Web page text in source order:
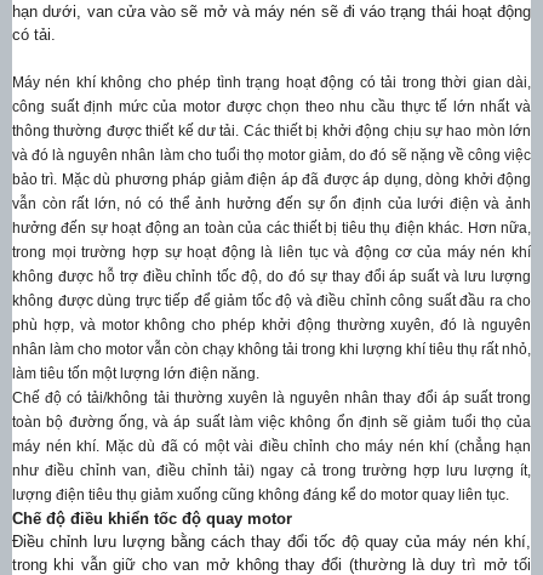
hạn dưới, van cửa vào sẽ mở và máy nén sẽ đi váo trạng thái hoạt động
có tải.
Máy nén khí không cho phép tình trạng hoạt động có tải trong thời gian dài,
công suất định mức của motor được chọn theo nhu cầu thực tế lớn nhất và
thông thường được thiết kế dư tải. Các thiết bị khởi động chịu sự hao mòn lớn
và đó là nguyên nhân làm cho tuổi thọ motor giảm, do đó sẽ nặng về công việc
bảo trì. Mặc dù phương pháp giảm điện áp đã được áp dụng, dòng khởi động
vẫn còn rất lớn, nó có thể ảnh hưởng đến sự ổn định của lưới điện và ảnh
hưởng đến sự hoạt động an toàn của các thiết bị tiêu thụ điện khác. Hơn nữa,
trong mọi trường hợp sự hoạt động là liên tục và động cơ của máy nén khí
không được hỗ trợ điều chỉnh tốc độ, do đó sự thay đổi áp suất và lưu lượng
không được dùng trực tiếp để giảm tốc độ và điều chỉnh công suất đầu ra cho
phù hợp, và motor không cho phép khởi động thường xuyên, đó là nguyên
nhân làm cho motor vẫn còn chạy không tải trong khi lượng khí tiêu thụ rất nhỏ,
làm tiêu tốn một lượng lớn điện năng.
Chế độ có tải/không tải thường xuyên là nguyên nhân thay đổi áp suất trong
toàn bộ đường ống, và áp suất làm việc không ổn định sẽ giảm tuổi thọ của
máy nén khí. Mặc dù đã có một vài điều chỉnh cho máy nén khí (chẳng hạn
như điều chỉnh van, điều chỉnh tải) ngay cả trong trường hợp lưu lượng ít,
lượng điện tiêu thụ giảm xuống cũng không đáng kể do motor quay liên tục.
Chế độ điều khiển tốc độ quay motor
Điều chỉnh lưu lượng bằng cách thay đổi tốc độ quay của máy nén khí,
trong khi vẫn giữ cho van mở không thay đổi (thường là duy trì mở tối